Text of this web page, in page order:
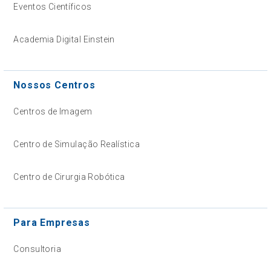
Eventos Científicos
Academia Digital Einstein
Nossos Centros
Centros de Imagem
Centro de Simulação Realística
Centro de Cirurgia Robótica
Para Empresas
Consultoria